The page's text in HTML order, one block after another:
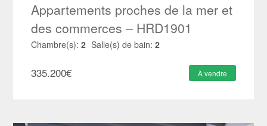
Appartements proches de la mer et
des commerces – HRD1901
Chambre(s): 2 Salle(s) de bain: 2
335.200€ À vendre